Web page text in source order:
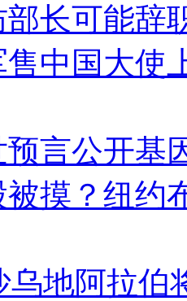
部长可能辞
售中国大使
言公开基
摸？纽约
乌地阿拉伯